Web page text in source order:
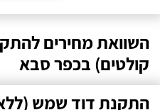
השוואת מחירים
קולטים) בכפר סבא
התקנת דוד שמש (ללא